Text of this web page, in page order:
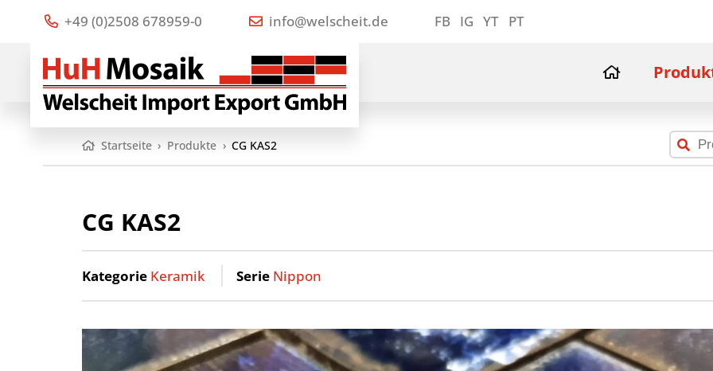
+49 (0)2508 678959-0 info@welscheit.de FB IG YT PT
Startseite › Produkte › CG KAS2
CG KAS2
Kategorie Keramik Serie Nippon